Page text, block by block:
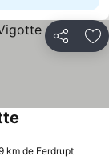
Partilhar
km de Ferdrupt